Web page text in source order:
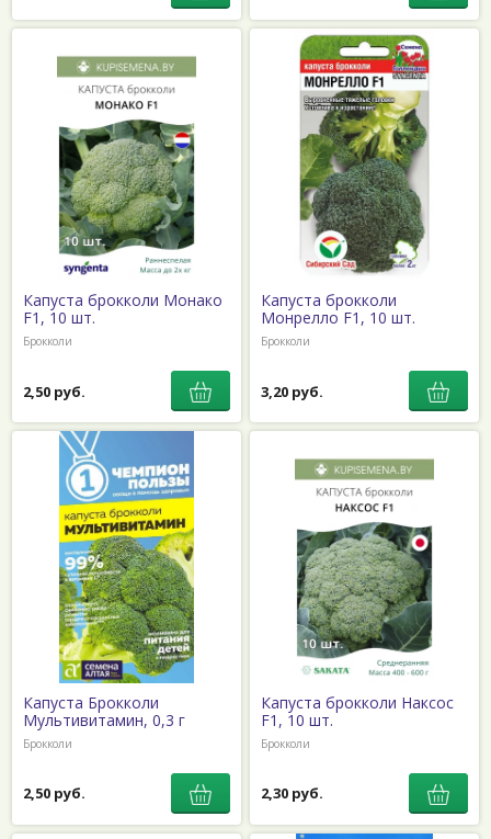
Капуста брокколи Монако
F1, 10 шт.
Брокколи
2,50 руб.
Капуста брокколи
Монрелло F1, 10 шт.
Брокколи
3,20 руб.
Капуста Брокколи
Мультивитамин, 0,3 г
Брокколи
2,50 руб.
Капуста брокколи Наксос
F1, 10 шт.
Брокколи
2,30 руб.